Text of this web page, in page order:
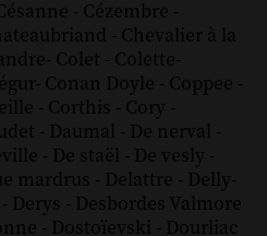
- Cézembre -
- Chevalier à la
- Colet - Colette-
- Conan Doyle - Coppee -
- Corthis - Cory -
- Daumal - De nerval -
- De staël - De vesly -
mardrus - Delattre - Delly-
- Derys - Desbordes Valmore
- Dostoïevski - Dourliac